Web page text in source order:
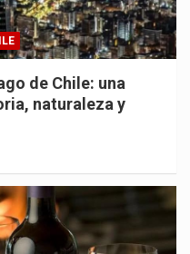
de Chile: una
naturaleza y